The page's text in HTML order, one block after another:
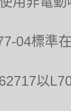
04標準
以